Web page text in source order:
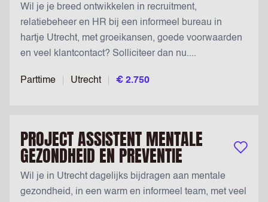
Parttime Utrecht € 2.750
Wil je je breed ontwikkelen in recruitment,
relatiebeheer en HR bij een informeel bureau in
hartje Utrecht, met groeikansen, goede voorwaarden
en veel klantcontact? Solliciteer dan nu....
PROJECT ASSISTENT MENTALE
GEZONDHEID EN PREVENTIE Bewaar
Wil je in Utrecht dagelijks bijdragen aan mentale
gezondheid, in een warm en informeel team, met veel